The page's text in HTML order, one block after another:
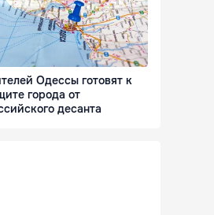
Одессы готовят к
города от
десанта